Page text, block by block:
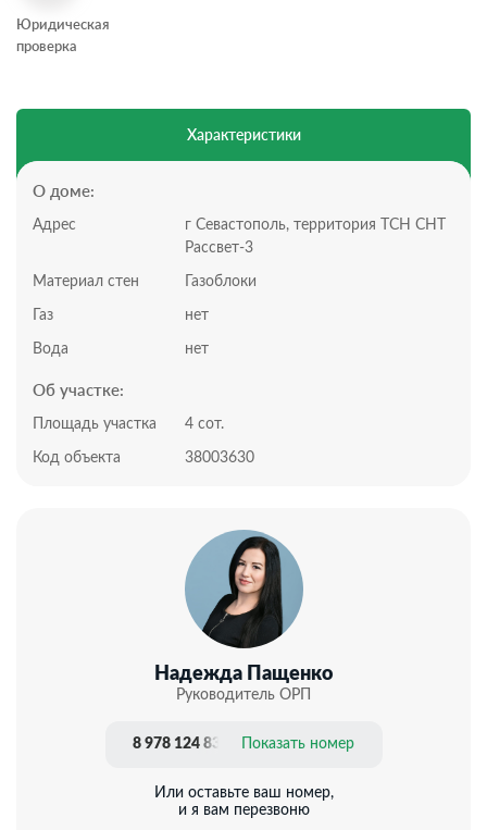
Планировка дома:
3 комнаты
Дом построен из газобетона и утеплен. Потолки
также утеплены и обшиты гипсокартоном.
Фундамент – монолитная плита; выполнены ж/б
крыша – металлочерепица (0,5 мм.).
Позвоните нам, чтобы назначить просмотр!
Дом находится в непосредственной близости и
шаговой доступности от моря и пляжей на
общественного транспорта – 600 м.
Подходит для наличного расчета и под ипотеку.
Профессиональное сопровождение до получения
Юридическая
проверка
Характеристики
О доме:
Адрес
г Севастополь, территория ТСН СНТ
Рассвет-3
Материал стен Газоблоки
Газ нет
Вода нет
Об участке:
Площадь участка 4 сот.
Код объекта 38003630
Надежда Пащенко
Руководитель ОРП
8 978 124 83 20 Показать номер
Или оставьте ваш номер,
и я вам перезвоню